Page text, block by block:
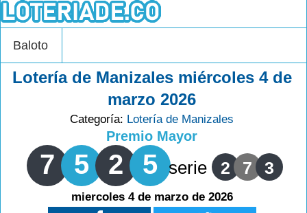
Baloto
Lotería de Manizales miércoles 4 de
marzo 2026
Categoría: Lotería de Manizales
Premio Mayor
7 5 2 5 serie 2 7 3
miercoles 4 de marzo de 2026